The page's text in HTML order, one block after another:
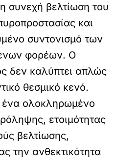
συνεχή βελτίωση του
και
συντονισμό των
φορέων. Ο
δεν καλύπτει απλώς
θεσμικό κενό.
ένα ολοκληρωμένο
ετοιμότητας
βελτίωσης,
την ανθεκτικότητα